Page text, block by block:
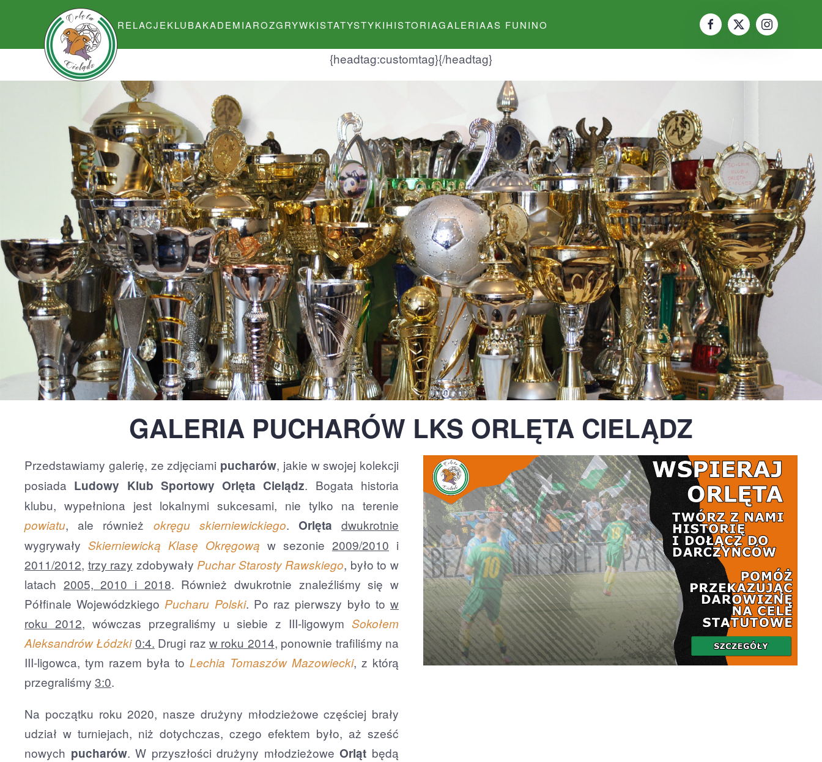
Przejdź do głównej treściRELACJEKLUBAKADEMIAROZGRYWKISTATYSTYKIHISTORIAGALERIAAS FUNINO
{headtag:customtag}{/headtag}
GALERIA PUCHARÓW LKS ORLĘTA CIELĄDZ
Przedstawiamy galerię, ze zdjęciami pucharów, jakie w swojej kolekcji
posiada Ludowy Klub Sportowy Orlęta Cielądz. Bogata historia
klubu, wypełniona jest lokalnymi sukcesami, nie tylko na terenie
powiatu, ale również okręgu skierniewickiego. Orlęta dwukrotnie
wygrywały Skierniewicką Klasę Okręgową w sezonie 2009/2010 i
2011/2012, trzy razy zdobywały Puchar Starosty Rawskiego, było to w
latach 2005, 2010 i 2018. Również dwukrotnie znaleźliśmy się w
Półfinale Wojewódzkiego Pucharu Polski. Po raz pierwszy było tow
roku 2012, wówczas przegraliśmy u siebie z III-ligowym Sokołem
Aleksandrów Łódzki 0:4. Drugi razw roku 2014, ponownie trafiliśmy na
III-ligowca, tym razem była to Lechia Tomaszów Mazowiecki, z którą
przegraliśmy 3:0.
Na początku roku 2020, nasze drużyny młodzieżowe częściej brały
udział w turniejach, niż dotychczas, czego efektem było, aż sześć
nowych pucharów. W przyszłości drużyny młodzieżoweOrląt będą